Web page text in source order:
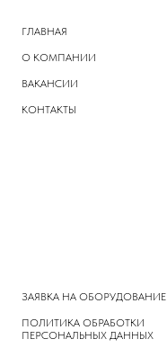
ГЛАВНАЯ
О КОМПАНИИ
ВАКАНСИИ
КОНТАКТЫ
ЗАЯВКА НА ОБОРУДОВАНИЕ
ПОЛИТИКА ОБРАБОТКИ
ПЕРСОНАЛЬНЫХ ДАННЫХ